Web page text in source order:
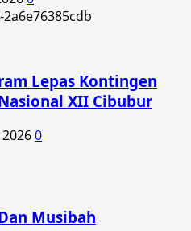
Lepas Kontingen
XII Cibubur
0
Musibah